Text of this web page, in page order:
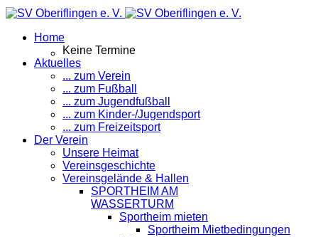
Home
Keine Termine
Aktuelles
... zum Verein
... zum Fußball
... zum Jugendfußball
... zum Kinder-/Jugendsport
... zum Freizeitsport
Der Verein
Unsere Heimat
Vereinsgeschichte
Vereinsgelände & Hallen
SPORTHEIM AM
WASSERTURM
Sportheim mieten
Sportheim Mietbedingungen